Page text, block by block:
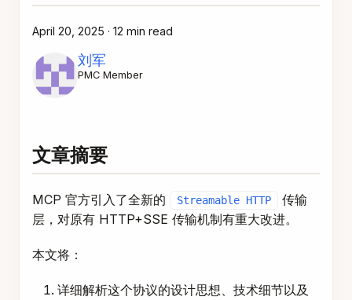
April 20, 2025 · 12 min read
刘军
PMC Member
文章摘要
MCP 官方引入了全新的 Streamable HTTP
传输
层，对原有 HTTP+SSE 传输机制有重大改进。
本文将：
详细解析这个协议的设计思想、技术细节以及